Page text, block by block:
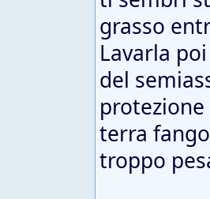
grasso
Lavarla
del
terra
troppo